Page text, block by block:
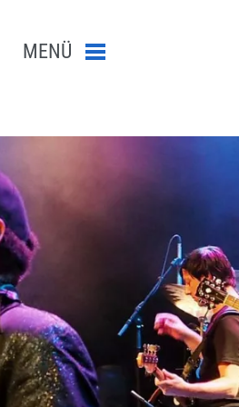
abschicken
MENÜ Menü schließen